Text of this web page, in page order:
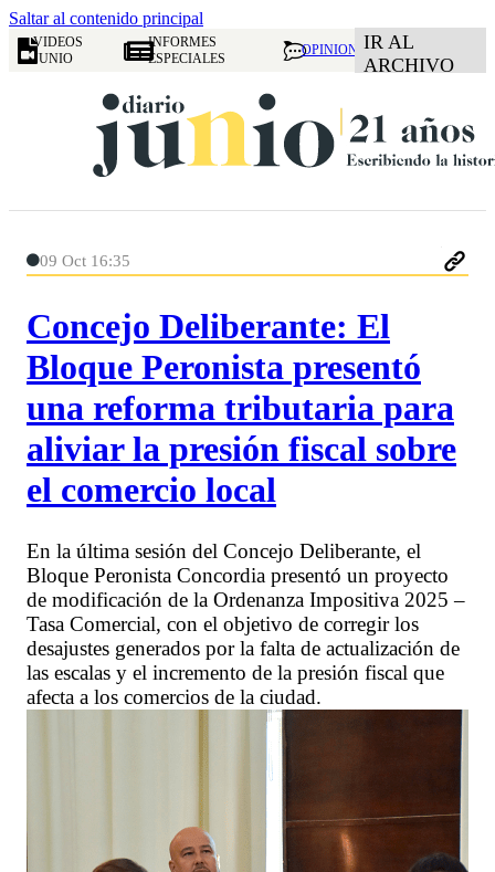
Saltar al contenido principal
VIDEOS
JUNIO
INFORMES
ESPECIALES
OPINION IR AL
ARCHIVO
09 Oct 16:35
Concejo Deliberante: El
Bloque Peronista presentó
una reforma tributaria para
aliviar la presión fiscal sobre
el comercio local
En la última sesión del Concejo Deliberante, el
Bloque Peronista Concordia presentó un proyecto
de modificación de la Ordenanza Impositiva 2025 –
Tasa Comercial, con el objetivo de corregir los
desajustes generados por la falta de actualización de
las escalas y el incremento de la presión fiscal que
afecta a los comercios de la ciudad.